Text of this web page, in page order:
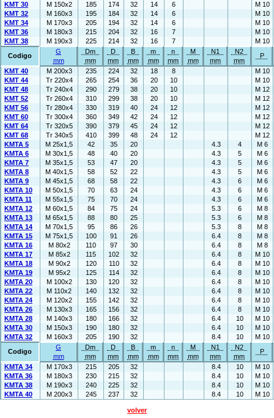
KMT 30
M 150x2 185 174 32 14 6
M 10
KMT 32
M 160x3 195 184 32 14 6
M 10
KMT 34
M 170x3 205 194 32 14 6
M 10
KMT 36
M 180x3 215 204 32 16 7
M 10
KMT 38
M 190x3 225 214 32 16 7
M 10
Codigo
G
mm
Dm
mm
D
mm
B
mm
m
mm
n
mm
M
mm
N1
mm
N2
mm
P
KMT 40 M 200x3 235 224 32 18 8
M 10
KMT 44
Tr 220x4 265 254 36 20 10
M 10
KMT 48
Tr 240x4 290 279 38 20 10
M 12
KMT 52
Tr 260x4 310 299 38 20 10
M 12
KMT 56
Tr 280x4 330 319 40 24 12
M 12
KMT 60
Tr 300x4 360 349 42 24 12
M 12
KMT 64
Tr 320x5 390 379 45 24 12
M 12
KMT 68
Tr 340x5 410 399 48 24 12
M 12
KMTA 5
M 25x1,5 42 35 20 4.3 4
M 6
KMTA 6
M 30x1,5 48 40 20 4.3 5
M 6
KMTA 7
M 35x1,5 53 47 20 4.3 5
M 6
KMTA 8
M 40x1,5 58 52 22 4.3 5
M 6
KMTA 9
M 45x1,5 68 58 22 4.3 6
M 6
KMTA 10
M 50x1,5 70 63 24 4.3 6
M 6
KMTA 11
M 55x1,5 75 70 24 4.3 6
M 6
KMTA 12
M 60x1,5 84 75 24 5.3 6
M 8
KMTA 13
M 65x1,5 88 80 25 5.3 6
M 8
KMTA 14
M 70x1,5 95 86 26 5.3 8
M 8
KMTA 15
M 75x1,5 100 91 26 6.4 8
M 8
KMTA 16
M 80x2 110 97 30 6.4 8
M 8
KMTA 17
M 85x2 115 102 32 6.4 8
M 10
KMTA 18
M 90x2 120 110 32 6.4 8
M 10
KMTA 19
M 95x2 125 114 32 6.4 8
M 10
KMTA 20
M 100x2 130 120 32 6.4 8
M 10
KMTA 22
M 110x2 140 132 32 6.4 8
M 10
KMTA 24
M 120x2 155 142 32 6.4 8
M 10
KMTA 26
M 130x3 165 156 32 6.4 8
M 10
KMTA 28
M 140x3 180 166 32 6.4 10
M 10
KMTA 30
M 150x3 190 180 32 6.4 10
M 10
KMTA 32
M 160x3 205 190 32 8.4 10
M 10
Codigo
G
mm
Dm
mm
D
mm
B
mm
m
mm
n
mm
M
mm
N1
mm
N2
mm
P
KMTA 34 M 170x3 215 205 32 8.4 10
M 10
KMTA 36
M 180x3 230 215 32 8.4 10
M 10
KMTA 38
M 190x3 240 225 32 8.4 10
M 10
KMTA 40
M 200x3 245 237 32 8.4 10 M 10
volver